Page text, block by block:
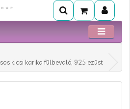
kicsi karika fülbevaló, 925 ezüst